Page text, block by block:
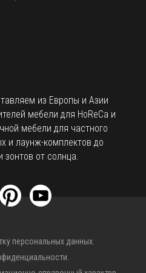
провода.
зонт нестандартного
на выбор.
уличных зонтов.
из Европы и Азии
мебели для HoReCa и
мебели для частного
и лаунж-комплектов до
от солнца.
персональных данных.